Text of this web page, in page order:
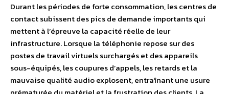
Durant les périodes de forte consommation, les centres de
contact subissent des pics de demande importants qui
mettent à l’épreuve la capacité réelle de leur
infrastructure. Lorsque la téléphonie repose sur des
postes de travail virtuels surchargés et des appareils
sous-équipés, les coupures d’appels, les retards et la
mauvaise qualité audio explosent, entraînant une usure